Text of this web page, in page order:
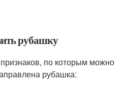
рубашку
по которым можно
рубашка: